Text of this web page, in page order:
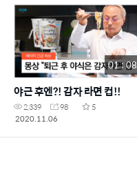
01 : 08
야근 후엔?! 감자 라면 컵!!
2,339 98
5
2020.11.06